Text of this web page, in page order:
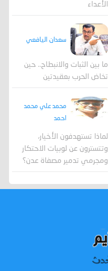
الأعداء
سعدان اليافعي
ما بين الثبات والانبطاح.. حين
تخاض الحرب بعقيدتين
محمد علي محمد
احمد
لماذا تستهدفون الأخيار،
وتتسترون عن لوبيات الاحتكار
ومجرمي تدمير مصفاة عدن؟